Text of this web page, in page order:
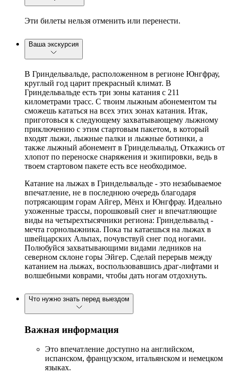
Эти билеты нельзя отменить или перенести.
Ваша экскурсия
В Гриндельвальде, расположенном в регионе Юнгфрау,
круглый год царит прекрасный климат. В
Гриндельвальде есть три зоны катания с 211
километрами трасс. С твоим лыжным абонементом ты
сможешь кататься на всех этих зонах катания. Итак,
приготовься к следующему захватывающему лыжному
приключению с этим стартовым пакетом, в который
входят лыжи, лыжные палки и лыжные ботинки, а
также лыжный абонемент в Гриндельвальд. Откажись от
хлопот по переноске снаряжения и экипировки, ведь в
твоем стартовом пакете есть все необходимое.
Катание на лыжах в Гриндельвальде - это незабываемое
впечатление, не в последнюю очередь благодаря
потрясающим горам Айгер, Мёнх и Юнгфрау. Идеально
ухоженные трассы, порошковый снег и впечатляющие
виды на четырехтысячники региона: Гриндельвальд -
мечта горнолыжника. Пока ты катаешься на лыжах в
швейцарских Альпах, почувствуй снег под ногами.
Полюбуйся захватывающими видами ледников на
северном склоне горы Эйгер. Сделай перерыв между
катанием на лыжах, воспользовавшись драг-лифтами и
волшебными коврами, чтобы дать ногам отдохнуть.
Что нужно знать перед выездом
Важная информация
Это впечатление доступно на английском,
испанском, французском, итальянском и немецком
языках.